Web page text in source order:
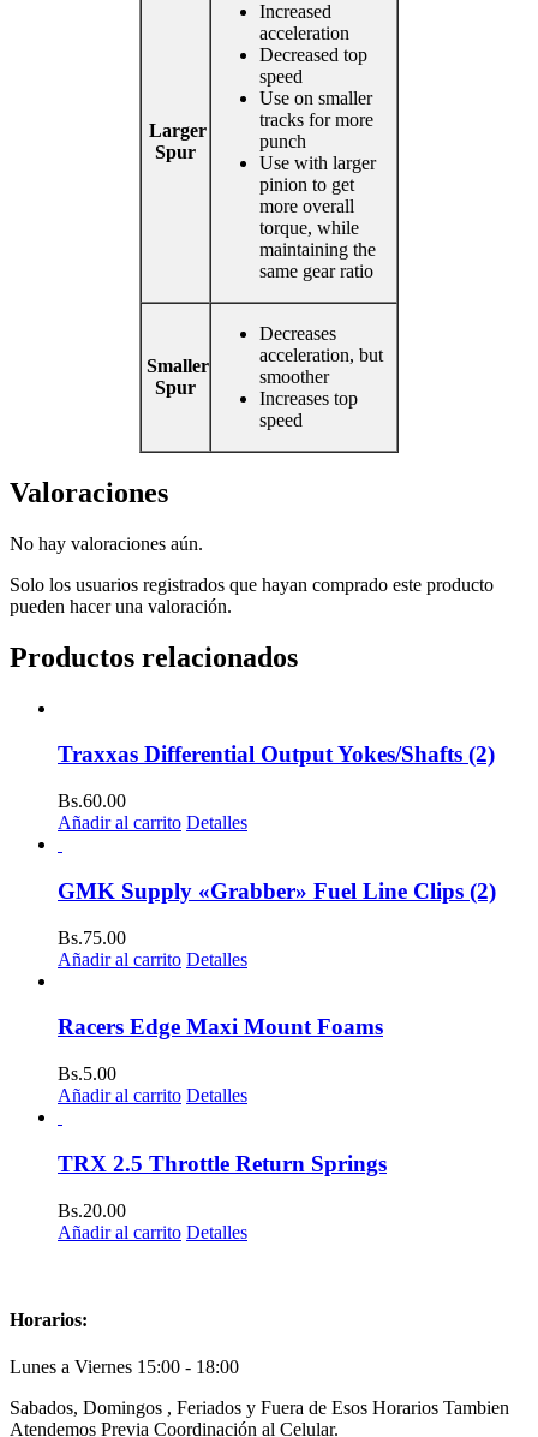
Larger
Spur
Increased
acceleration
Decreased top
speed
Use on smaller
tracks for more
punch
Use with larger
pinion to get
more overall
torque, while
maintaining the
same gear ratio
Smaller
Spur
Decreases
acceleration, but
smoother
Increases top
speed
Valoraciones
No hay valoraciones aún.
Solo los usuarios registrados que hayan comprado este producto
pueden hacer una valoración.
Productos relacionados
Traxxas Differential Output Yokes/Shafts (2)
Bs.60.00
Añadir al carrito Detalles
GMK Supply «Grabber» Fuel Line Clips (2)
Bs.75.00
Añadir al carrito Detalles
Racers Edge Maxi Mount Foams
Bs.5.00
Añadir al carrito Detalles
TRX 2.5 Throttle Return Springs
Bs.20.00
Añadir al carrito Detalles
Horarios:
Lunes a Viernes 15:00 - 18:00
Sabados, Domingos , Feriados y Fuera de Esos Horarios Tambien
Atendemos Previa Coordinación al Celular.